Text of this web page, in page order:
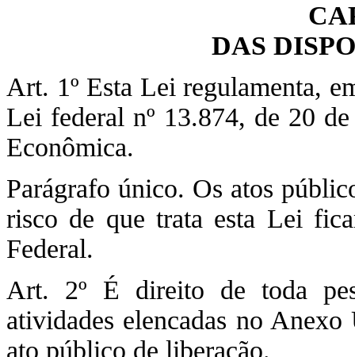
DAS
Art. 1º Esta Lei regulamenta,
Lei federal nº 13.874, de 20
Econômica.
Parágrafo único. Os atos
risco de que trata esta Lei
Federal.
Art. 2º É direito de toda
atividades elencadas no
ato público de liberação.